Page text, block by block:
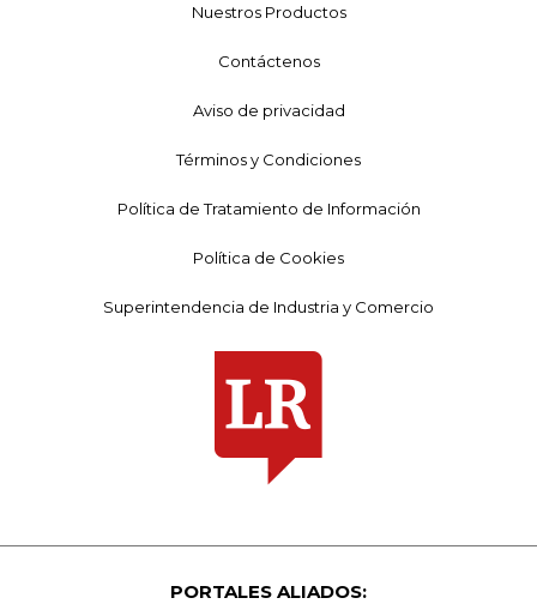
Nuestros Productos
Contáctenos
Aviso de privacidad
Términos y Condiciones
Política de Tratamiento de Información
Política de Cookies
Superintendencia de Industria y Comercio
PORTALES ALIADOS: